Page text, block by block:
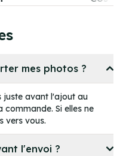
mes photos ?
juste avant l'ajout au
Si elles ne
vers vous.
l'envoi ?